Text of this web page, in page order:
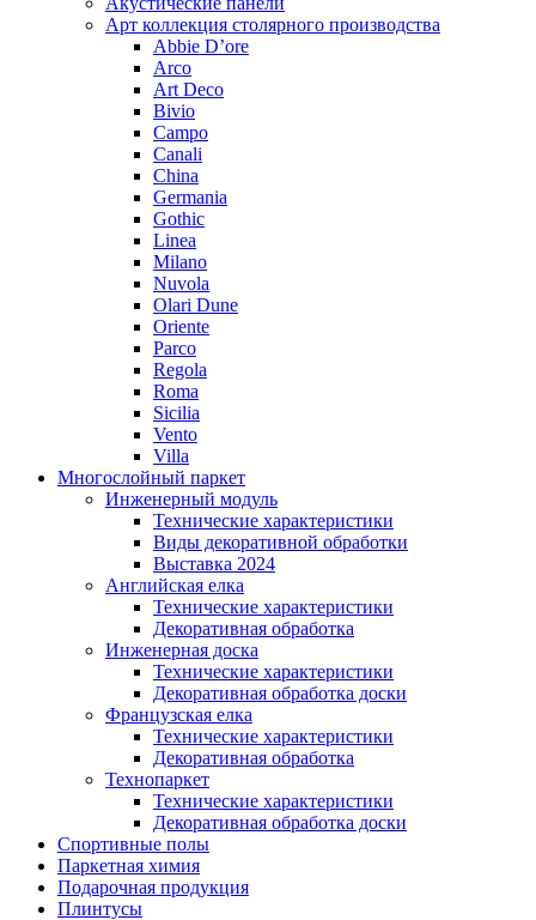
Арт коллекция столярного производства
Abbie D’ore
Arco
Art Deco
Bivio
Campo
Canali
China
Germania
Gothic
Linea
Milano
Nuvola
Olari Dune
Oriente
Parco
Regola
Roma
Sicilia
Vento
Villa
Многослойный паркет
Инженерный модуль
Технические характеристики
Виды декоративной обработки
Выставка 2024
Английская елка
Технические характеристики
Декоративная обработка
Инженерная доска
Технические характеристики
Декоративная обработка доски
Французская елка
Технические характеристики
Декоративная обработка
Технопаркет
Технические характеристики
Декоративная обработка доски
Спортивные полы
Паркетная химия
Подарочная продукция
Плинтусы